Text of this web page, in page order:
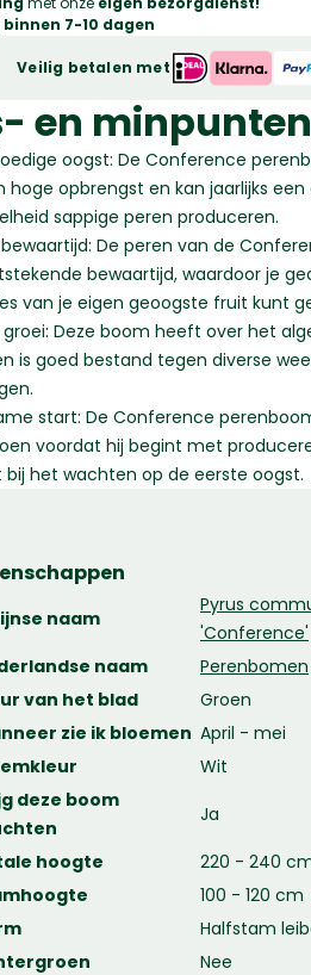
binnen 7-10 dagen
Veilig betalen met
en minpunten
oogst: De Conference
hoge opbrengst en kan jaarlijks
sappige peren produceren.
De peren van de
bewaartijd, waardoor je
van je eigen geoogste fruit kunt
groei: Deze boom heeft over het
is goed bestand tegen diverse
start: De Conference
voordat hij begint met
bij het wachten op de eerste oogst.
naam
Pyrus
'Conference'
naam
Perenbomen
van het blad
Groen
zie ik bloemen April - mei
Wit
deze boom
Ja
hoogte
220 - 240
100 - 120 cm
Halfstam
Nee